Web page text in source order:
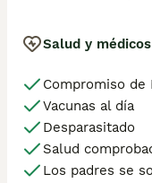
Salud y médicos
Compromiso de
Vacunas al día
Desparasitado
Salud
Los padres se